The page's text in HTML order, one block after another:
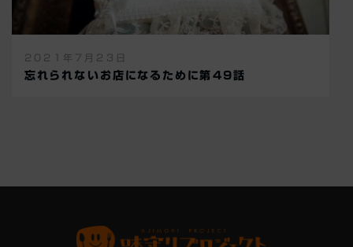
2021年7月23日
忘れられないお店になるために第49話